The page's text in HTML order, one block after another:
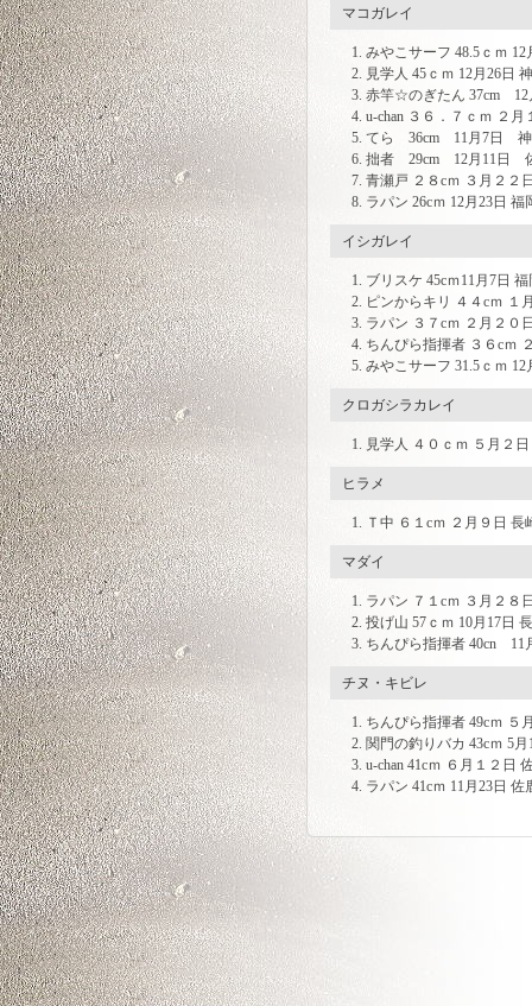
マコガレイ
みやこサーフ 48.5ｃｍ 12
見学人 45ｃｍ 12月26日
赤竿☆のぎたん 37cm
u-chan ３６．７ｃｍ ２
てら 36cm 11月7日 神
拙者 29cm 12月11日
青瀬戸 ２８cｍ ３月２２
ラパン 26cｍ 12月23日 福
イシガレイ
ブリスケ 45cｍ11月7日
ピンからキリ ４４cｍ １
ラパン ３７cｍ ２月２０
ちんぴら指揮者 ３６cｍ
みやこサーフ 31.5ｃｍ 12
クロガシラカレイ
見学人 ４０ｃｍ ５月２
ヒラメ
Ｔ中 ６１cｍ ２月９日 長
マダイ
ラパン ７１cｍ ３月２８
投げ山 57ｃｍ 10月17日
ちんぴら指揮者 40cn
チヌ・キビレ
ちんぴら指揮者 49cｍ ５
関門の釣りバカ 43cｍ 5
u-chan 41cｍ ６月１２日
ラパン 41cｍ 11月23日